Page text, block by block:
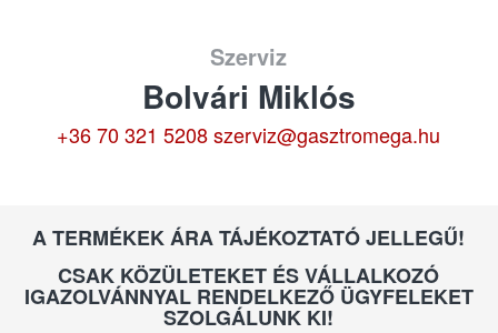
Szerviz
Bolvári Miklós
+36 70 321 5208 szerviz@gasztromega.hu
A TERMÉKEK ÁRA TÁJÉKOZTATÓ JELLEGŰ!
CSAK KÖZÜLETEKET ÉS VÁLLALKOZÓ
IGAZOLVÁNNYAL RENDELKEZŐ ÜGYFELEKET
SZOLGÁLUNK KI!